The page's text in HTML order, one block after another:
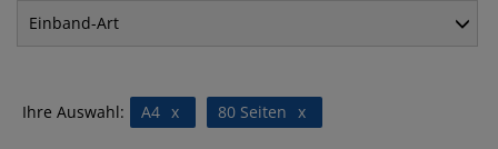
Einband-Art
Ihre Auswahl: x
A4 x
80 Seiten